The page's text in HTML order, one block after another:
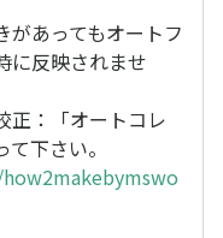
あってもオートフ
に反映されませ
正：「オートコレ
下さい。